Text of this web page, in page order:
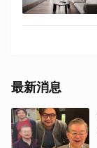
最新消息